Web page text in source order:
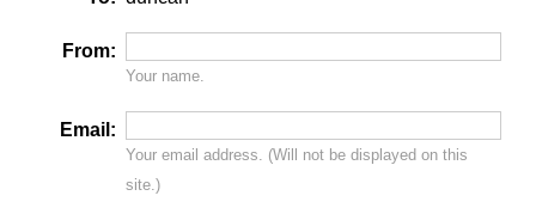
From:
Your name.
Email:
Your email address. (Will notbe displayed on this
site.)